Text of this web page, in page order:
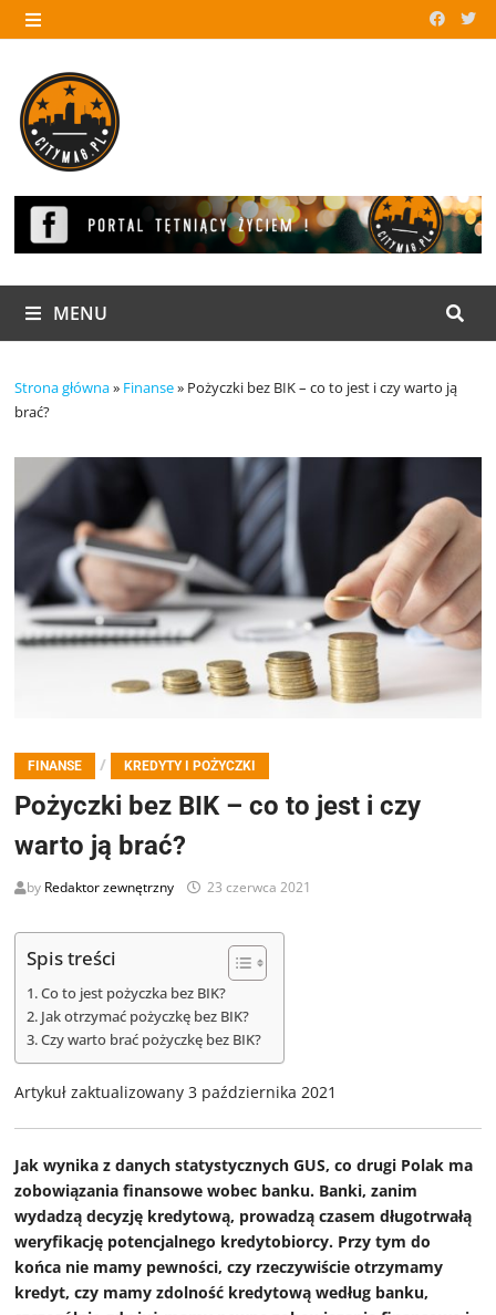
Skip
to
MENU
MENU
Strona główna» Finanse» Pożyczki bez BIK – co to jest i czy warto ją
brać?
FINANSE / KREDYTY I POŻYCZKI
Pożyczki bez BIK – co to jest i czy
warto ją brać?
by Redaktor zewnętrzny 23 czerwca 2021
Spis treści
Co to jest pożyczka bez BIK?
Jak otrzymać pożyczkę bez BIK?
Czy warto brać pożyczkę bez BIK?
Artykuł zaktualizowany 3 października 2021
Jak wynika z danych statystycznych GUS, co drugi Polak ma
zobowiązania finansowe wobec banku. Banki, zanim
wydadzą decyzję kredytową, prowadzą czasem długotrwałą
weryfikację potencjalnego kredytobiorcy. Przy tym do
końca nie mamy pewności, czy rzeczywiście otrzymamy
kredyt, czy mamy zdolność kredytową według banku,